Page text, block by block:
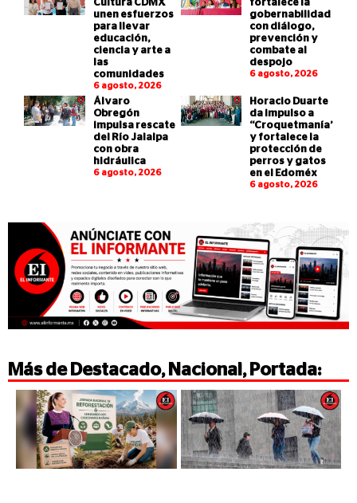
Cultura CDMX
unen esfuerzos
para llevar
educación,
ciencia y arte a
las
comunidades
6 agosto, 2026
fortalece la
gobernabilidad
con diálogo,
prevención y
combate al
despojo
6 agosto, 2026
Álvaro
Obregón
impulsa rescate
del Río Jalalpa
con obra
hidráulica
6 agosto, 2026
Horacio Duarte
da impulso a
“Croquetmanía”
y fortalece la
protección de
perros y gatos
en el Edoméx
6 agosto, 2026
Más de Destacado, Nacional , Portada: